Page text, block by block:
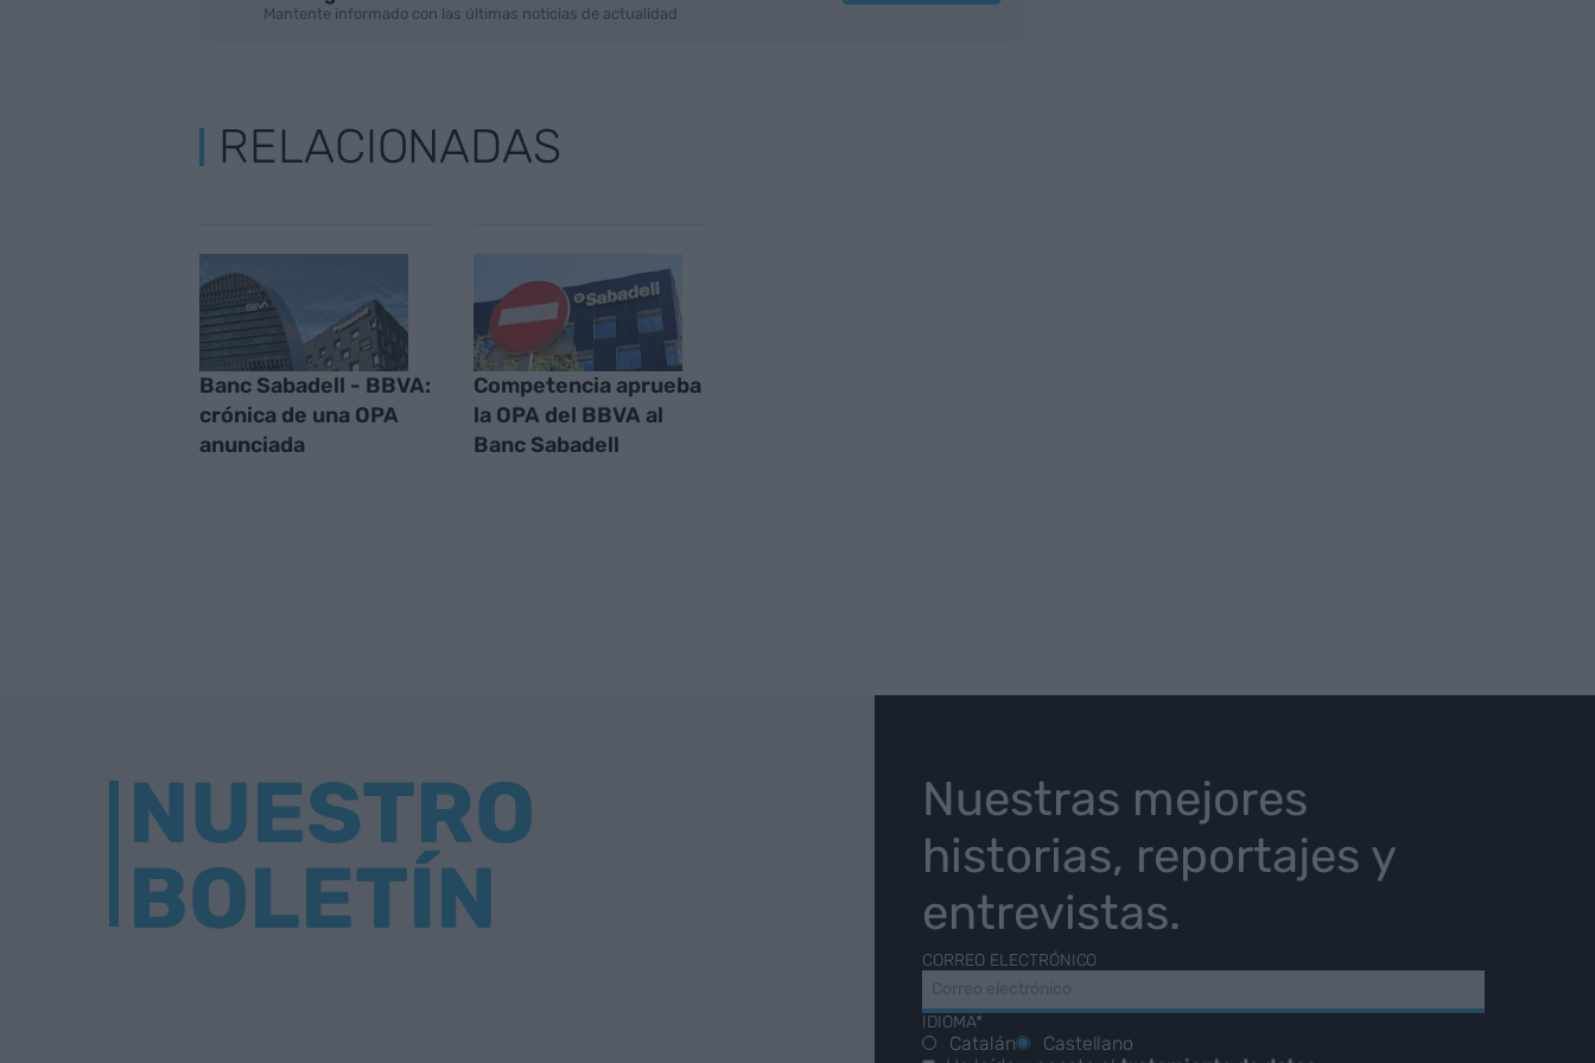
Mantente informado con las últimas noticias de actualidad
RELACIONADAS
Banc Sabadell - BBVA:
crónica de una OPA
anunciada
Competencia aprueba
la OPA del BBVA al
Banc Sabadell
NUESTRO
BOLETÍN
Nuestras mejores
historias, reportajes y
entrevistas.
CORREO ELECTRÓNICO
IDIOMA*
Catalán
Castellano